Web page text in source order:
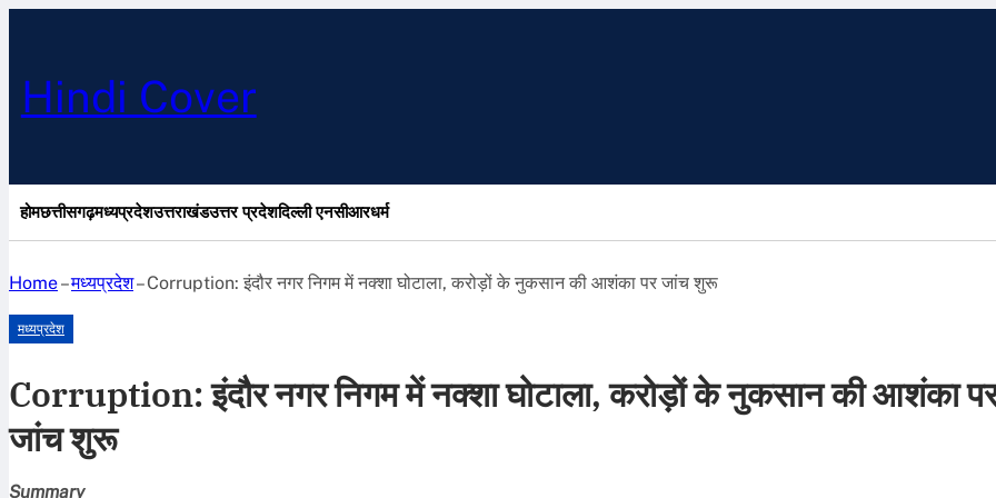
Hindi Cover
होमछत्तीसगढ़मध्यप्रदेशउत्तराखंडउत्तर प्रदेशदिल्ली एनसीआरधर्म
Home–मध्यप्रदेश–Corruption: इंदौर नगर निगम में नक्शा घोटाला, करोड़ों के नुकसान की आशंका पर जांच शुरू
मध्यप्रदेश
Corruption: इंदौर नगर निगम में नक्शा घोटाला, करोड़ों के नुकसान की आशंका
जांच शुरू
Summary